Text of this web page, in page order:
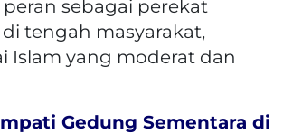
sebagai perekat
tengah masyarakat,
yang moderat dan
Gedung Sementara di